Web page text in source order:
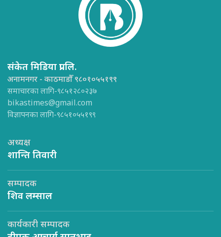
संकेत मिडिया प्रा.लि.
अनामनगर - काठमाडौँ ९८०१०५५१९९
समाचारका लागि-९८५१२८०२३७
bikastimes@gmail.com
विज्ञापनका लागि-९८५१०५५१९९
अध्यक्ष
शान्ति तिवारी
सम्पादक
शिव लम्साल
कार्यकारी सम्पादक